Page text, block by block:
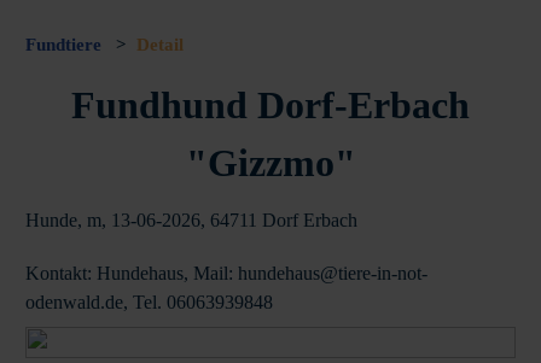
Fundtiere > Detail
Fundhund Dorf-Erbach
"Gizzmo"
Hunde, m, 13-06-2026, 64711 Dorf Erbach
Kontakt: Hundehaus, Mail: hundehaus@tiere-in-not-
odenwald.de, Tel. 06063939848